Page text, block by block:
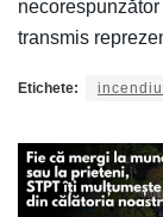
transmis
Etichete: incendiu